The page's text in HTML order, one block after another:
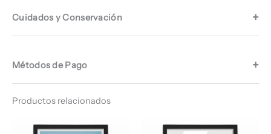
Cuidados y Conservación
Métodos de Pago
Productos relacionados
de
de